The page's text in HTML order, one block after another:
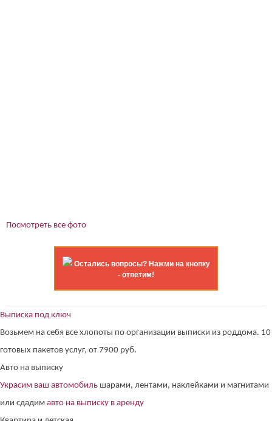
Посмотреть все фото
Остались вопросы? Нажми на кнопку
- ответим!
Выписка под ключ
Возьмем на себя все хлопоты по организации выписки из роддома. 10
готовых пакетов услуг, от 7900 руб.
Авто на выписку
Украсим ваш автомобиль шарами, лентами, наклейками и магнитами
или сдадим авто на выписку в аренду